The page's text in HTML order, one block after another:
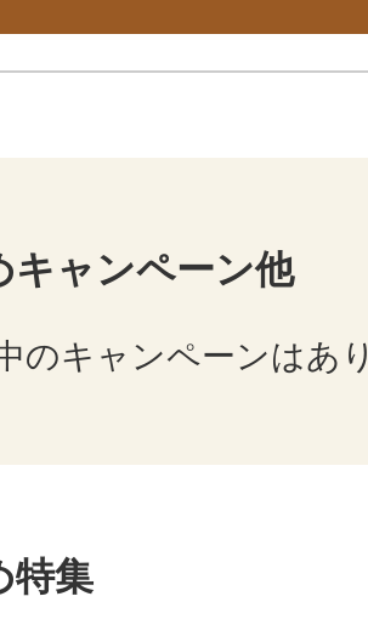
キャンペーン他
のキャンペーンはあ
特集